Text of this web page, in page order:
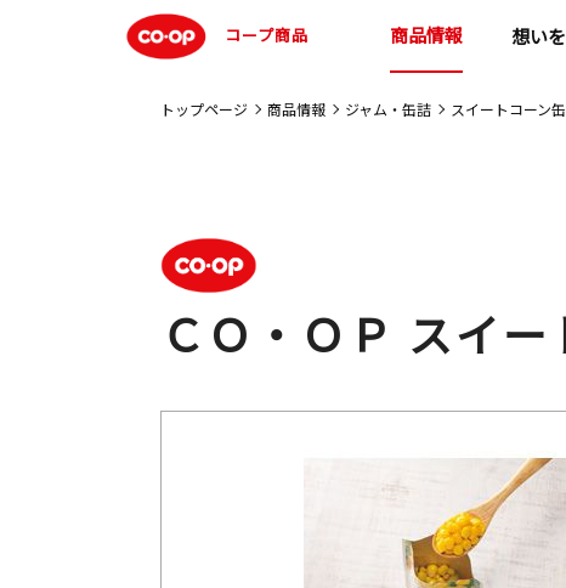
コープ商品 商品情報 想い
トップページ 商品情報 ジャム・缶詰 スイートコーン
ＣＯ・ＯＰ スイ